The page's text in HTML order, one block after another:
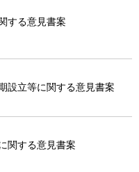
する意見書案
設立等に関する意見書案
関する意見書案